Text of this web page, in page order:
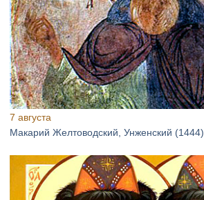
7 августа
Макарий Желтоводский, Унженский (1444)